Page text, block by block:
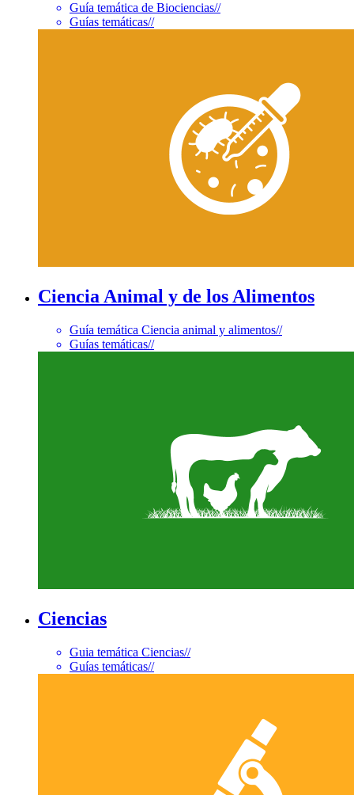
Guía temática de Biociencias//
Guías temáticas//
Ciencia Animal y de los Alimentos
Guía temática Ciencia animal y alimentos//
Guías temáticas//
Ciencias
Guia temática Ciencias//
Guías temáticas//